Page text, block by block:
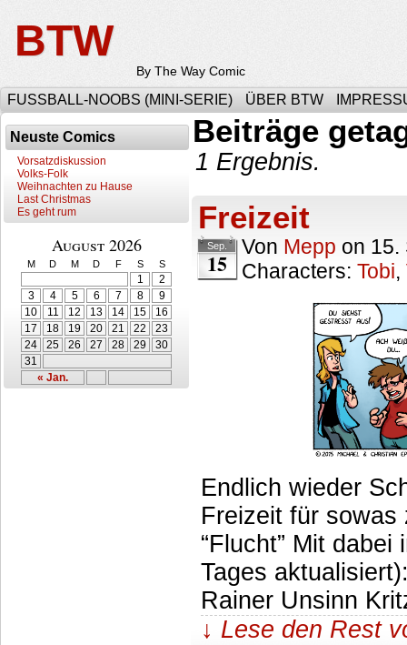
BTW
By The Way Comic
FUSSBALL-NOOBS (MINI-SERIE) ÜBER BTW
Neuste Comics
Vorsatzdiskussion
Volks-Folk
Weihnachten zu Hause
Last Christmas
Es geht rum
August 2026
M D M D F S S
« Jan.
1
2
3
4 5 6 7 8
9
10
11 12 13 14 15
16
17
18 19 20 21 22
23
24
25 26 27 28 29
30
31
Beiträge
1 Ergebnis.
Freizeit
Sep.
15
Von Mepp on 15.
Characters: Tobi,
Endlich wieder
Freizeit für
“Flucht” Mit
Tages
Rainer Unsinn
↓ Lese den Rest